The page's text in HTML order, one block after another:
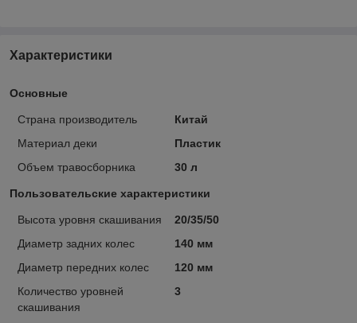
Характеристики
Основные
Страна производитель
Китай
Материал деки
Пластик
Объем травосборника
30 л
Пользовательские характеристики
Высота уровня скашивания
20/35/50
Диаметр задних колес
140 мм
Диаметр передних колес
120 мм
Количество уровней
скашивания
3